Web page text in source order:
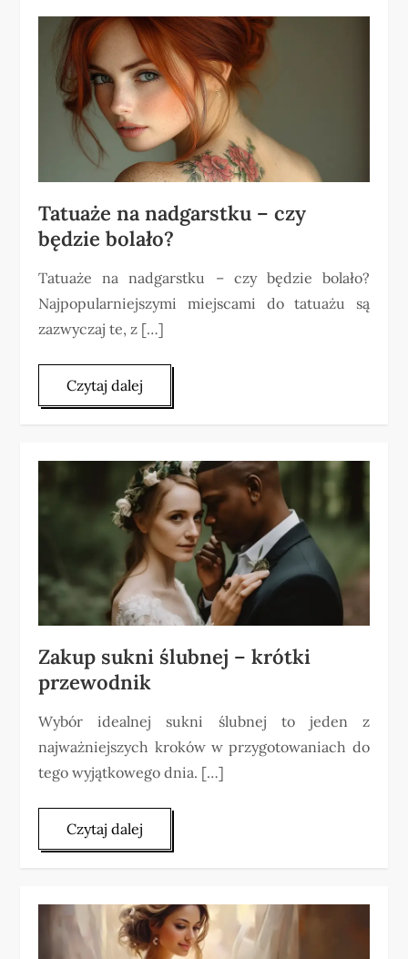
Tatuaże na nadgarstku – czy
będzie bolało?
Tatuaże na nadgarstku – czy będzie bolało?
Najpopularniejszymi miejscami do tatuażu są
zazwyczaj te, z […]
Czytaj dalej
Zakup sukni ślubnej – krótki
przewodnik
Wybór idealnej sukni ślubnej to jeden z
najważniejszych kroków w przygotowaniach do
tego wyjątkowego dnia. […]
Czytaj dalej